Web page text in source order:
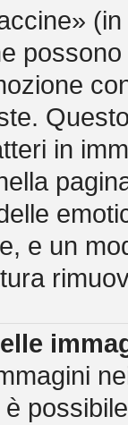
in
e un